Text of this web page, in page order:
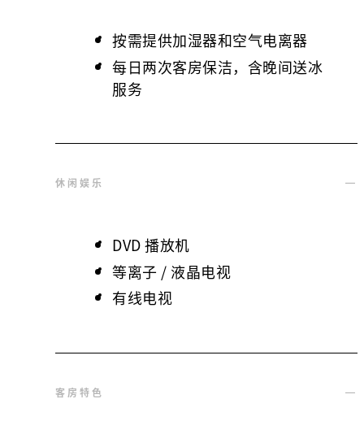
按需提供加湿器和空气电离器
每日两次客房保洁，含晚间送冰
服务
休闲娱乐
DVD 播放机
等离子 / 液晶电视
有线电视
客房特色